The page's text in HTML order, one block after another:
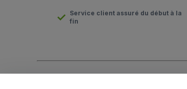
Service client assuré du début à la
fin